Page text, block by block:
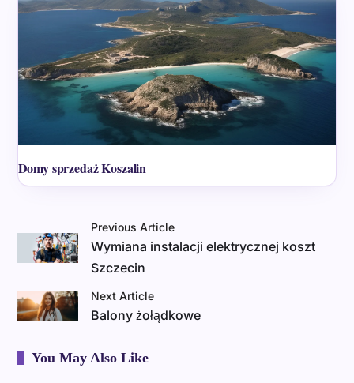
Domy sprzedaż Koszalin
Previous Article
Wymiana instalacji elektrycznej koszt
Szczecin
Next Article
Balony żołądkowe
You May Also Like